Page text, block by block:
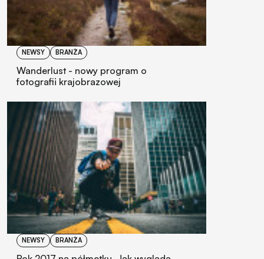
NEWSY BRANŻA
Wanderlust - nowy program o
fotografii krajobrazowej
NEWSY BRANŻA